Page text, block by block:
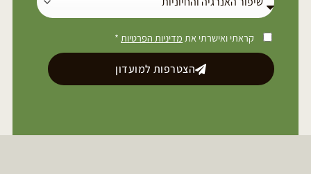
קראתי ואישרתי את מדיניות הפרטיות*
הצטרפות למועדון